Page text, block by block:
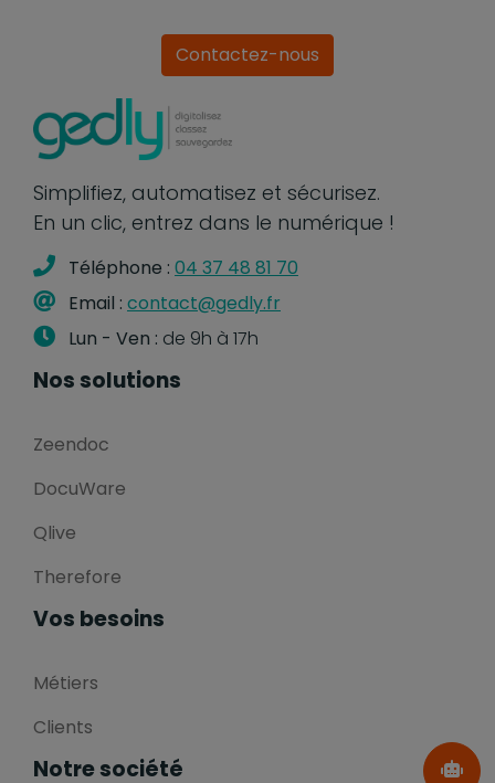
Contactez-nous
Simplifiez, automatisez et sécurisez.
En un clic, entrez dans le numérique !
Téléphone : 04 37 48 81 70
Email : contact@gedly.fr
Lun - Ven : de 9h à 17h
Nos solutions
Zeendoc
DocuWare
Qlive
Therefore
Vos besoins
Métiers
Clients
Notre société